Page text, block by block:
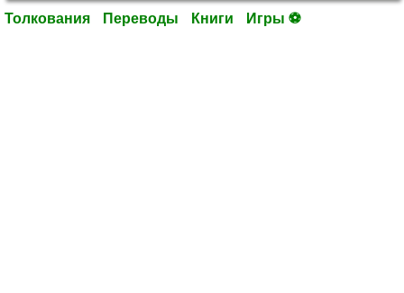
Толкования Переводы Книги Игры ⚽